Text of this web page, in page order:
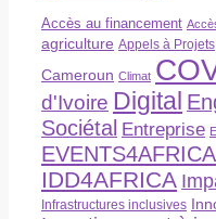
Accès au financement
agriculture Appels à Projets
Cameroun Climat
d'Ivoire Digital
Sociétal Entreprise
EVENTS4AFRICA
IDD4AFRICA
Infrastructures inclusives